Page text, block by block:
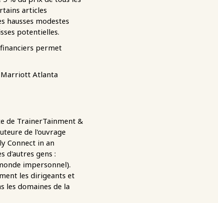
articles
hausses modestes
potentielles.
financiers permet
Marriott Atlanta
de TrainerTainment &
de l'ouvrage
Connect in an
d'autres gens :
impersonnel).
les dirigeants et
les domaines de la